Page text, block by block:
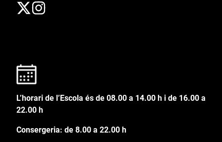
L’horari de l’Escola és de 08.00 a 14.00 h i de 16.00 a
22.00 h
Consergeria: de 8.00 a 22.00 h